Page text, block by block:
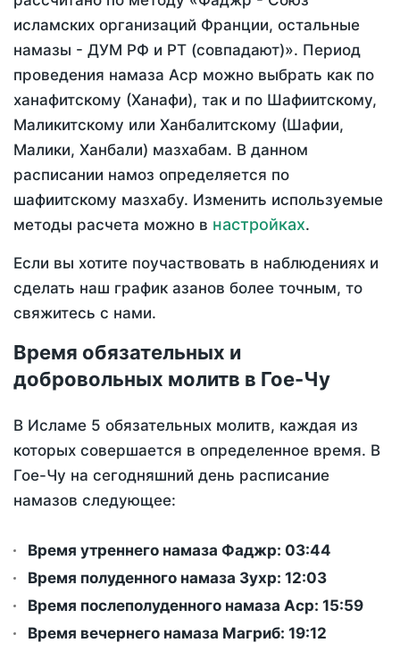
исламских организаций Франции, остальные
намазы - ДУМ РФ и РТ (совпадают)». Период
проведения намаза Аср можно выбрать как по
ханафитскому (Ханафи), так и по Шафиитскому,
Маликитскому или Ханбалитскому (Шафии,
Малики, Ханбали) мазхабам. В данном
расписании намоз определяется по
шафиитскому мазхабу. Изменить используемые
методы расчета можно в настройках.
Если вы хотите поучаствовать в наблюдениях и
сделать наш график азанов более точным, то
свяжитесь с нами.
Время обязательных и
добровольных молитв в Гое-Чу
В Исламе 5 обязательных молитв, каждая из
которых совершается в определенное время. В
Гое-Чу на сегодняшний день расписание
намазов следующее:
Время утреннего намаза Фаджр: 03:44
Время полуденного намаза Зухр: 12:03
Время послеполуденного намаза Аср: 15:59
Время вечернего намаза Магриб: 19:12